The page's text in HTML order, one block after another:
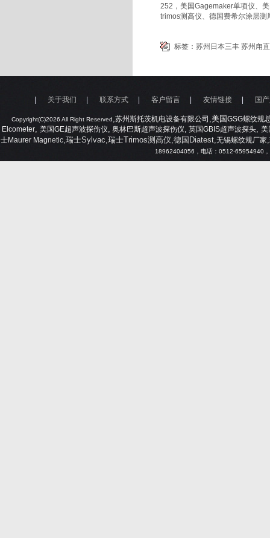
252，美国Gagemaker单项仪、
trimos测高仪、德国费希尔涂层
标签： 苏州日本三丰 苏州甪
Copyright(C)2026 All Right Reserved,苏州斯托茨机电设备有限公司 ,美国GSG螺纹规
Elcometer, 美国GE超声波探伤仪, 奥林巴斯超声波探伤仪, 英国GBIS超声波探头, 美
士Maurer Magnetic,瑞士Sylvac,瑞士Trimos测高仪,德国Diatest,无锡螺纹规厂家,
18962404056 ，电话：0512-65954940
关于我们 联系方式 客户留言 友情链接 国